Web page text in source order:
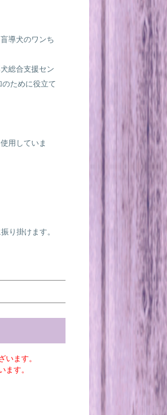
導犬のワンち
総合支援セン
ために役立て
用していま
り掛けます。
います。
ます。